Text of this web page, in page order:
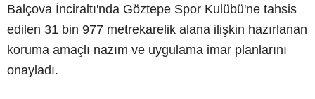
Balçova İnciraltı'nda Göztepe Spor Kulübü'ne tahsis
edilen 31 bin 977 metrekarelik alana ilişkin hazırlanan
koruma amaçlı nazım ve uygulama imar planlarını
onayladı.